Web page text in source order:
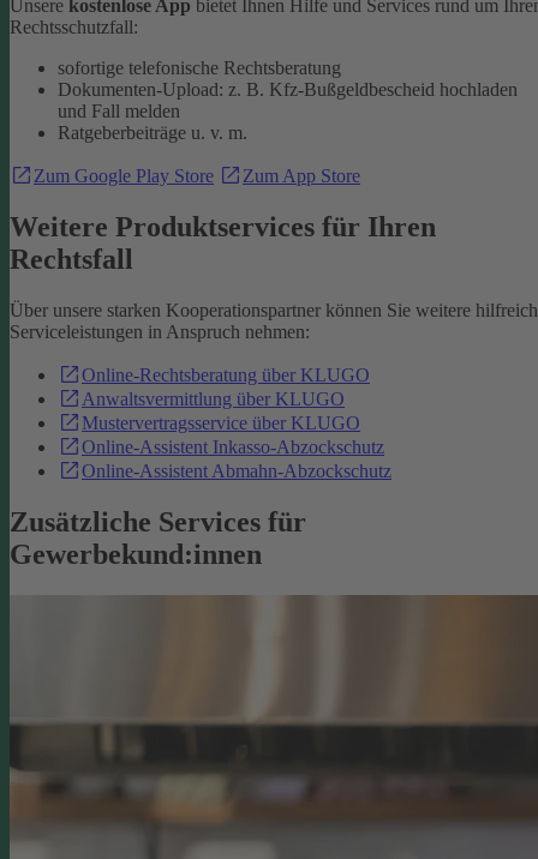
Unsere kostenlose App bietet Ihnen Hilfe und Services rund um
Rechtsschutzfall:
sofortige telefonische Rechtsberatung
Dokumenten-Upload: z. B. Kfz-Bußgeldbescheid hochladen
und Fall melden
Ratgeberbeiträge u. v. m.
Zum Google Play Store Zum App Store
Weitere Produktservices für Ihren
Rechtsfall
Über unsere starken Kooperationspartner können Sie weitere
Serviceleistungen in Anspruch nehmen:
Online-Rechtsberatung über KLUGO
Anwaltsvermittlung über KLUGO
Mustervertragsservice über KLUGO
Online-Assistent Inkasso-Abzockschutz
Online-Assistent Abmahn-Abzockschutz
Zusätzliche Services für
Gewerbekund:innen